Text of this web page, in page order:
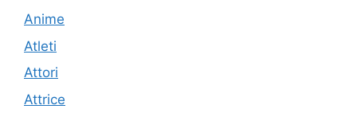
Anime
Atleti
Attori
Attrice